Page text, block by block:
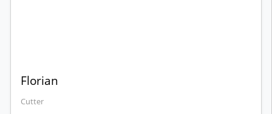
Florian
Cutter